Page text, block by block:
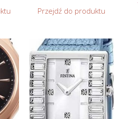
Przejdź do produktu